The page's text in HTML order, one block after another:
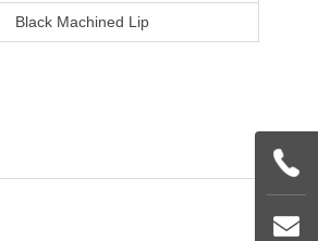
Black Machined Lip